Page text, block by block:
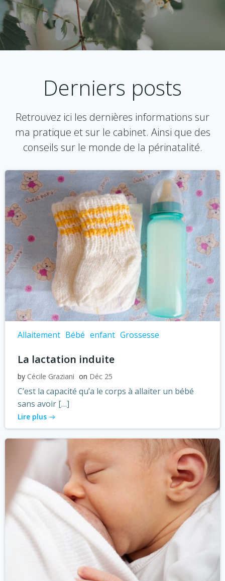
Derniers posts
Retrouvez ici les dernières informations sur
ma pratique et sur le cabinet. Ainsi que des
conseils sur le monde de la périnatalité.
Allaitement Bébé enfant Grossesse
La lactation induite
by Cécile Graziani on Déc 25
C’est la capacité qu’a le corps à allaiter un bébé
sans avoir […]
Lire plus